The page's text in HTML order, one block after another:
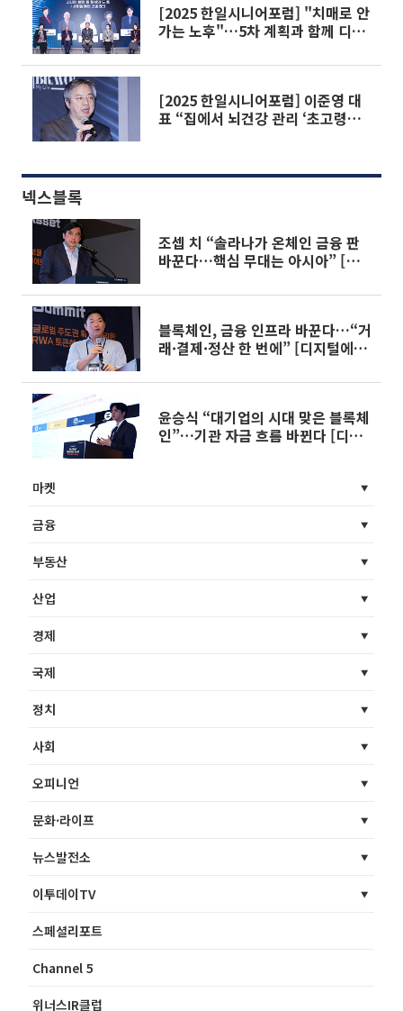
[2025 한일시니어포럼] "치매로 안
가는 노후"…5차 계획과 함께 디지
[2025 한일시니어포럼] 이준영 대
표 “집에서 뇌건강 관리 ‘초고령사
넥스블록
조셉 치 “솔라나가 온체인 금융 판
바꾼다…핵심 무대는 아시아” [디지
블록체인, 금융 인프라 바꾼다…“거
래·결제·정산 한 번에” [디지털에
윤승식 “대기업의 시대 맞은 블록체
인”…기관 자금 흐름 바뀐다 [디지
마켓
금융
부동산
산업
경제
국제
정치
사회
오피니언
문화·라이프
뉴스발전소
이투데이TV
스페셜리포트
Channel 5
위너스IR클럽